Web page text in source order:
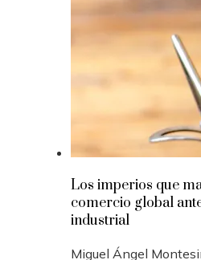
Los imperios que
comercio global
industrial
Miguel Ángel